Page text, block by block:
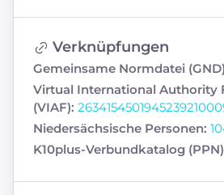
Verknüpfungen
Gemeinsame Normdatei
Virtual International Authority
(VIAF):
Niedersächsische Personen:
K10plus-Verbundkatalog